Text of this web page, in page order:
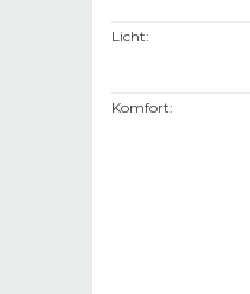
Licht:
Komfort: